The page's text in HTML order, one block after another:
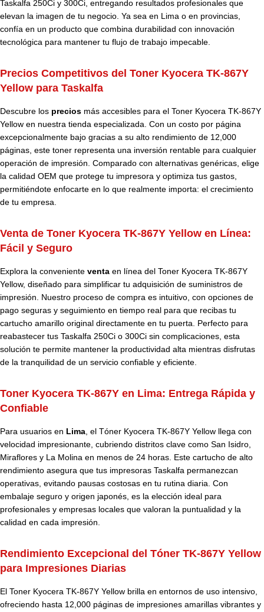
Taskalfa 250Ci y 300Ci, entregando resultados profesionales que
elevan la imagen de tu negocio. Ya sea en Lima o en provincias,
confía en un producto que combina durabilidad con innovación
tecnológica para mantener tu flujo de trabajo impecable.
Precios Competitivos del Toner Kyocera TK-867Y
Yellow para Taskalfa
Descubre los precios más accesibles para el Toner Kyocera TK-867Y
Yellow en nuestra tienda especializada. Con un costo por página
excepcionalmente bajo gracias a su alto rendimiento de 12,000
páginas, este toner representa una inversión rentable para cualquier
operación de impresión. Comparado con alternativas genéricas, elige
la calidad OEM que protege tu impresora y optimiza tus gastos,
permitiéndote enfocarte en lo que realmente importa: el crecimiento
de tu empresa.
Venta de Toner Kyocera TK-867Y Yellow en Línea:
Fácil y Seguro
Explora la conveniente venta en línea del Toner Kyocera TK-867Y
Yellow, diseñado para simplificar tu adquisición de suministros de
impresión. Nuestro proceso de compra es intuitivo, con opciones de
pago seguras y seguimiento en tiempo real para que recibas tu
cartucho amarillo original directamente en tu puerta. Perfecto para
reabastecer tus Taskalfa 250Ci o 300Ci sin complicaciones, esta
solución te permite mantener la productividad alta mientras disfrutas
de la tranquilidad de un servicio confiable y eficiente.
Toner Kyocera TK-867Y en Lima: Entrega Rápida y
Confiable
Para usuarios en Lima , el Tóner Kyocera TK-867Y Yellow llega con
velocidad impresionante, cubriendo distritos clave como San Isidro,
Miraflores y La Molina en menos de 24 horas. Este cartucho de alto
rendimiento asegura que tus impresoras Taskalfa permanezcan
operativas, evitando pausas costosas en tu rutina diaria. Con
embalaje seguro y origen japonés, es la elección ideal para
profesionales y empresas locales que valoran la puntualidad y la
calidad en cada impresión.
Rendimiento Excepcional del Tóner TK-867Y Yellow
para Impresiones Diarias
El Toner Kyocera TK-867Y Yellow brilla en entornos de uso intensivo,
ofreciendo hasta 12,000 páginas de impresiones amarillas vibrantes y